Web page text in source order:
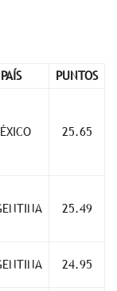
PAÍS PUNTOS
25.65
25.49
24.95